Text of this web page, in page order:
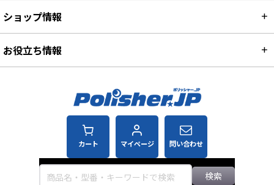
カート マイページ 問い合わせ
検索
ショップ情報
お役立ち情報